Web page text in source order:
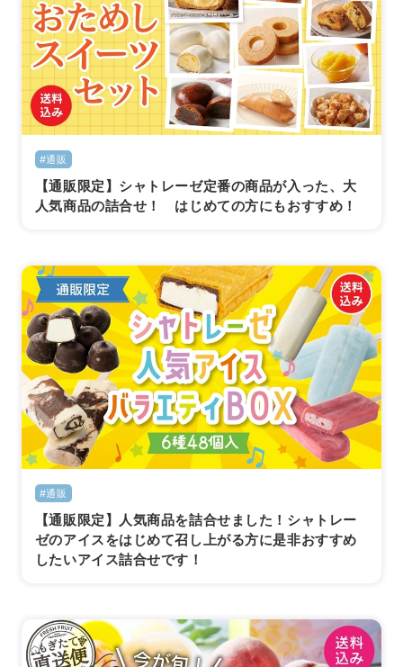
#通販
【通販限定】シャトレーゼ定番の商品が入った、大
人気商品の詰合せ！ はじめての方にもおすすめ！
#通販
【通販限定】人気商品を詰合せました！シャトレー
ゼのアイスをはじめて召し上がる方に是非おすすめ
したいアイス詰合せです！